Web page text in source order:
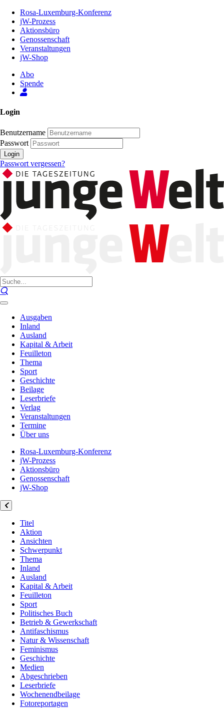
Inhalt
Seite
Rosa-Luxemburg-Konferenz
jW-Prozess
Aktionsbüro
Genossenschaft
Veranstaltungen
jW-Shop
Abo
Spende
Login
Benutzername
Passwort
Login
Passwort vergessen?
Ausgaben
Inland
Ausland
Kapital & Arbeit
Feuilleton
Thema
Sport
Geschichte
Beilage
Leserbriefe
Verlag
Veranstaltungen
Termine
Über uns
Rosa-Luxemburg-Konferenz
jW-Prozess
Aktionsbüro
Genossenschaft
jW-Shop
Titel
Aktion
Ansichten
Schwerpunkt
Thema
Inland
Ausland
Kapital & Arbeit
Feuilleton
Sport
Politisches Buch
Betrieb & Gewerkschaft
Antifaschismus
Natur & Wissenschaft
Feminismus
Geschichte
Medien
Abgeschrieben
Leserbriefe
Wochenendbeilage
Fotoreportagen